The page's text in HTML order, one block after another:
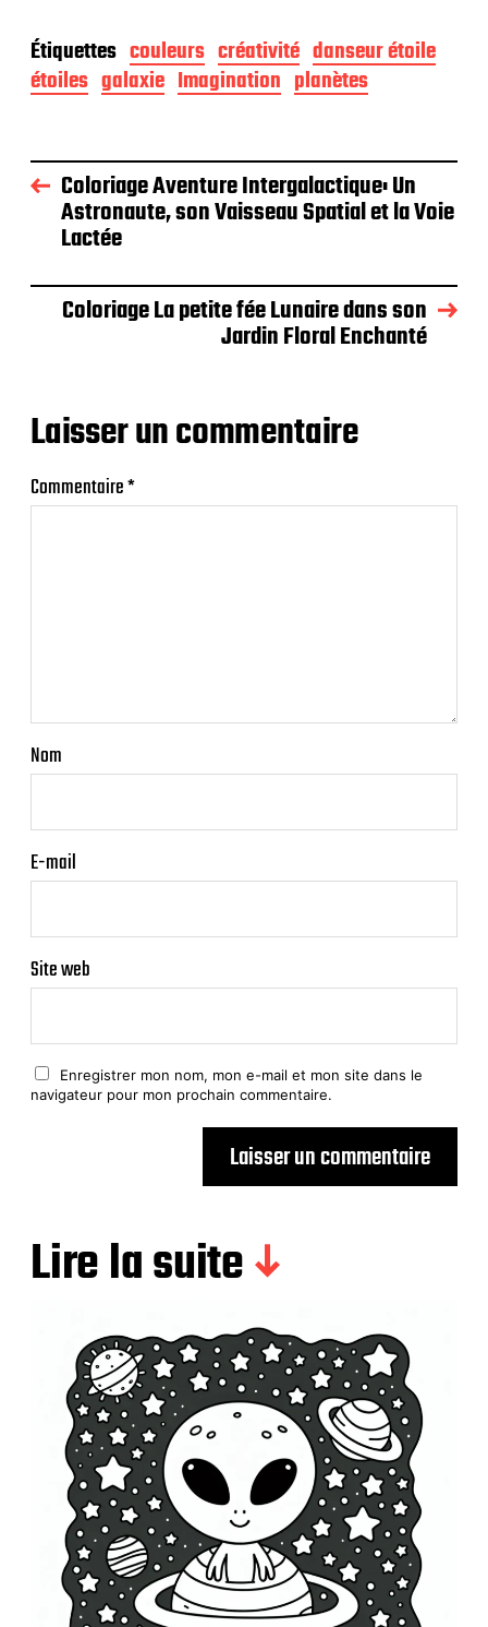
Étiquettes couleurs créativité danseur étoile
étoiles galaxie Imagination planètes
Coloriage Aventure Intergalactique: Un
Astronaute, son Vaisseau Spatial et la Voie
Lactée
Coloriage La petite fée Lunaire dans son
Jardin Floral Enchanté
Laisser un commentaire
Commentaire*
Nom
E-mail
Site web
Enregistrer mon nom, mon e-mail et mon site dans le
navigateur pour mon prochain commentaire.
Lire la suite